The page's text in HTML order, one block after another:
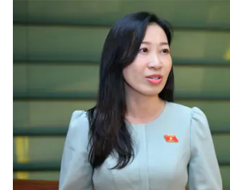
Câu chuyện giao thông
Giải trí - Thể thao
Giấy phép số: 03/GP-BVHTTDL,
Tòa soạn: Số 2 Nguyễn Công
Tổng biên tập:Nguyễn Thị Hồng
Phó Tổng biên tập:Nguyễn Sơn
Nguyễn Đức Thắng, La Đức Hùng